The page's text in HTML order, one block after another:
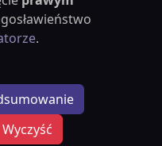
.
Wyczyść